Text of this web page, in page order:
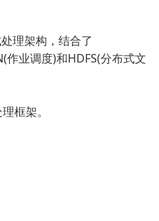
理架构，结合了
作业调度)和HDFS(分布式文
框架。